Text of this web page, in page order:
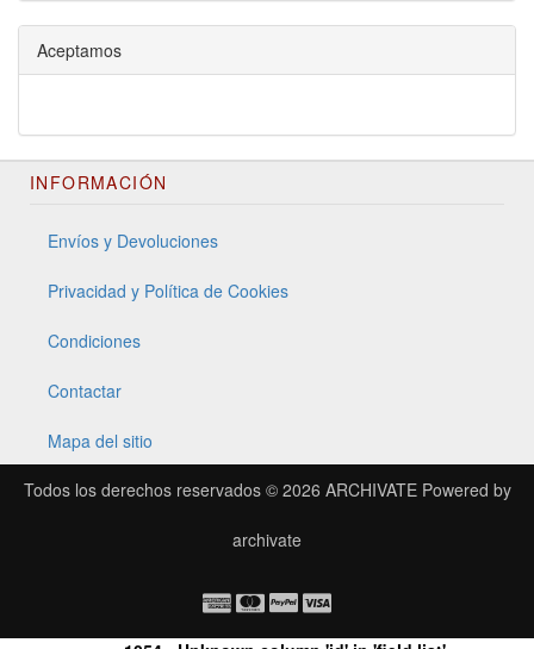
Aceptamos
INFORMACIÓN
Envíos y Devoluciones
Privacidad y Política de Cookies
Condiciones
Contactar
Mapa del sitio
Todos los derechos reservados © 2026 ARCHIVATEPowered by
archivate